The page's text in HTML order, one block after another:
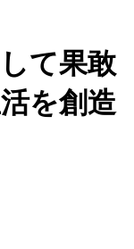
て果敢
を創造